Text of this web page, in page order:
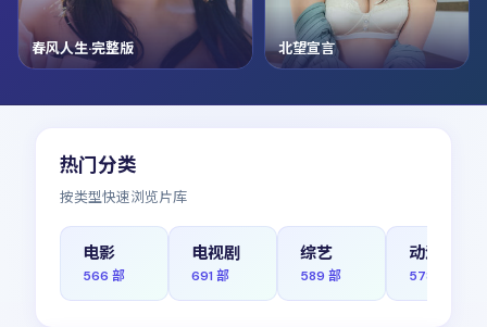
春风人生·完整版 北望宣言
热门分类
按类型快速浏览片库
电影
566 部
电视剧
691部
综艺
589 部
动漫
578